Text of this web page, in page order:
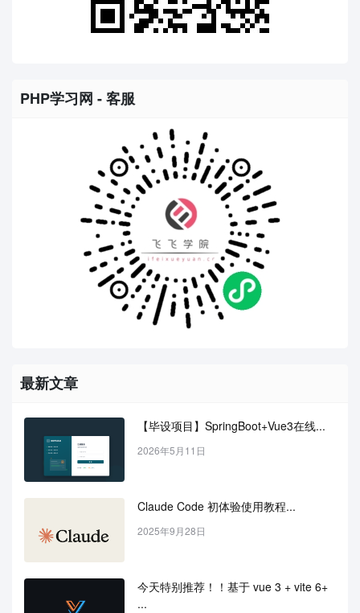
PHP学习网 - 客服
最新文章
【毕设项目】SpringBoot+Vue3在线...
2026年5月11日
Claude Code 初体验使用教程...
2025年9月28日
今天特别推荐！！基于 vue 3 + vite 6+
...